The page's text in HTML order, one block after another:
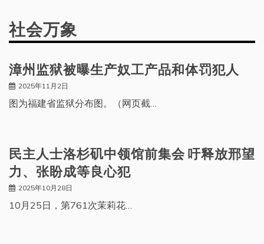
社会万象
漳州监狱被曝生产奴工产品和体罚犯人
2025年11月2日
图为福建省监狱分布图。（网页截…
民主人士洛杉矶中领馆前集会 吁释放邢望
力、张盼成等良心犯
2025年10月28日
10月25日，第761次茉莉花…